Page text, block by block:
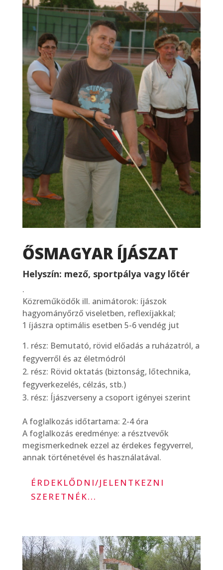
ŐSMAGYAR ÍJÁSZAT
Helyszín: mező, sportpálya vagy lőtér
.
Közreműködők ill. animátorok: íjászok
hagyományőrző viseletben, reflexíjakkal;
1 íjászra optimális esetben 5-6 vendég jut
rész: Bemutató, rövid előadás a ruházatról, a
fegyverről és az életmódról
rész: Rövid oktatás (biztonság, lőtechnika,
fegyverkezelés, célzás, stb.)
rész: Íjászverseny a csoport igényei szerint
A foglalkozás időtartama: 2-4 óra
A foglalkozás eredménye: a résztvevők
megismerkednek ezzel az érdekes fegyverrel,
annak történetével és használatával.
ÉRDEKLŐDNI/JELENTKEZNI
SZERETNÉK...